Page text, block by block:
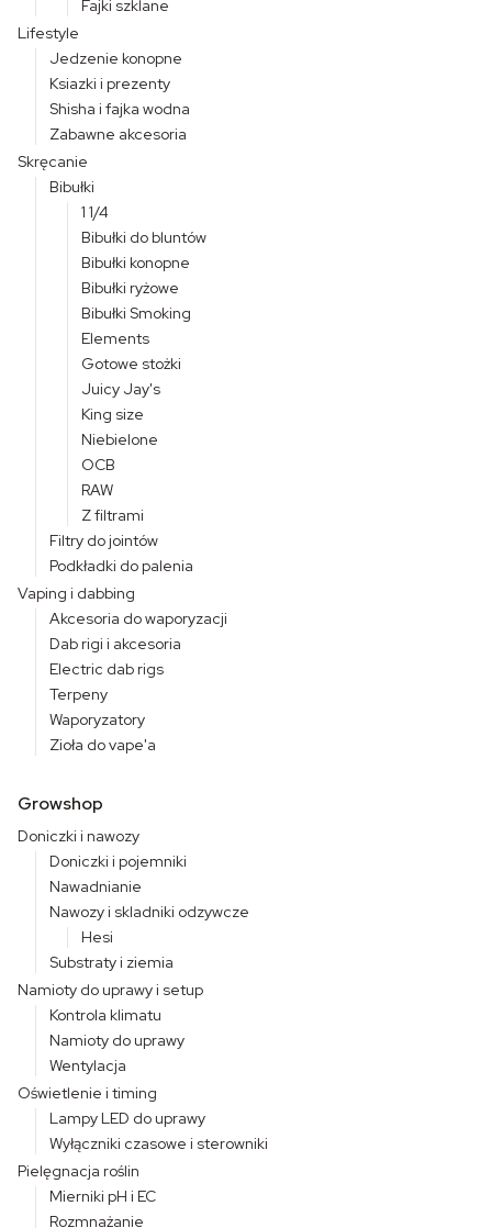
Fajki szklane
Lifestyle
Jedzenie konopne
Ksiazki i prezenty
Shisha i fajka wodna
Zabawne akcesoria
Skręcanie
Bibułki
1 1/4
Bibułki do bluntów
Bibułki konopne
Bibułki ryżowe
Bibułki Smoking
Elements
Gotowe stożki
Juicy Jay's
King size
Niebielone
OCB
RAW
Z filtrami
Filtry do jointów
Podkładki do palenia
Vaping i dabbing
Akcesoria do waporyzacji
Dab rigi i akcesoria
Electric dab rigs
Terpeny
Waporyzatory
Zioła do vape'a
Growshop
Doniczki i nawozy
Doniczki i pojemniki
Nawadnianie
Nawozy i skladniki odzywcze
Hesi
Substraty i ziemia
Namioty do uprawy i setup
Kontrola klimatu
Namioty do uprawy
Wentylacja
Oświetlenie i timing
Lampy LED do uprawy
Wyłączniki czasowe i sterowniki
Pielęgnacja roślin
Mierniki pH i EC
Rozmnażanie